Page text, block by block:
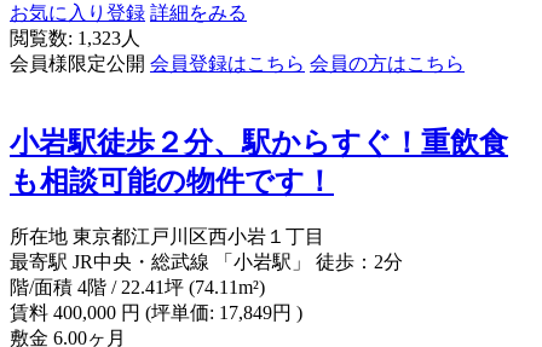
お気に入り登録 詳細をみる
閲覧数: 1,323人
会員様限定公開 会員登録はこちら 会員の方はこちら
小岩駅徒歩２分、駅からすぐ！重飲食
も相談可能の物件です！
所在地 東京都江戸川区西小岩１丁目
最寄駅 JR中央・総武線 「小岩駅」 徒歩：2分
階/面積 4階 / 22.41坪 (74.11m²)
賃料 400,000 円 (坪単価: 17,849円 )
敷金 6.00ヶ月